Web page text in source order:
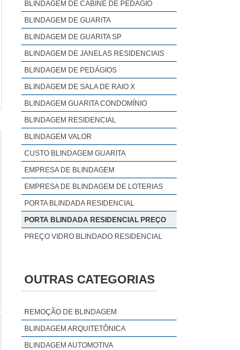
BLINDAGEM DE CABINE DE PEDÁGIO
BLINDAGEM DE GUARITA
BLINDAGEM DE GUARITA SP
BLINDAGEM DE JANELAS RESIDENCIAIS
BLINDAGEM DE PEDÁGIOS
BLINDAGEM DE SALA DE RAIO X
BLINDAGEM GUARITA CONDOMÍNIO
BLINDAGEM RESIDENCIAL
BLINDAGEM VALOR
CUSTO BLINDAGEM GUARITA
EMPRESA DE BLINDAGEM
EMPRESA DE BLINDAGEM DE LOTERIAS
PORTA BLINDADA RESIDENCIAL
PORTA BLINDADA RESIDENCIAL PREÇO
PREÇO VIDRO BLINDADO RESIDENCIAL
EMPRESAS DE PORTAS BLINDADAS
FÁBRICA DE PORTAS BLINDADAS
OUTRAS CATEGORIAS
REMOÇÃO DE BLINDAGEM
BLINDAGEM ARQUITETÔNICA
BLINDAGEM AUTOMOTIVA